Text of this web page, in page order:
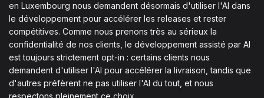
en Luxembourg nous demandent désormais d'utiliser l'AI dans
le développement pour accélérer les releases et rester
compétitives. Comme nous prenons très au sérieux la
confidentialité de nos clients, le développement assisté par AI
est toujours strictement opt-in : certains clients nous
demandent d'utiliser l'AI pour accélérer la livraison, tandis que
d'autres préfèrent ne pas utiliser l'AI du tout, et nous